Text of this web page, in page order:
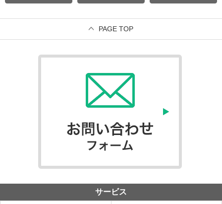
PAGE TOP
サービス